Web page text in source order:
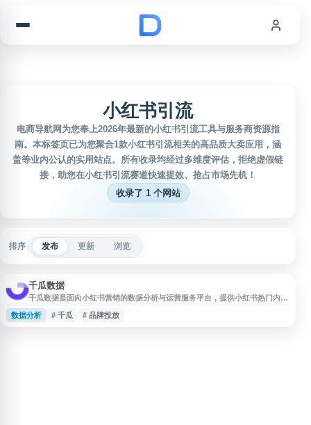
小红书引流
电商导航网为您奉上2026年最新的小红书引流工具与服务商资源指
南。本标签页已为您聚合1款小红书引流相关的高品质大卖应用，涵
盖等业内公认的实用站点。所有收录均经过多维度评估，拒绝虚假链
接，助您在小红书引流赛道快速提效、抢占市场先机！
收录了 1 个网站
排序 发布 更新 浏览
千瓜数据
千瓜数据是面向小红书营销的数据分析与运营服务平台，提供小红书热门内
容、达人博主、品牌投放、粉丝变化、榜单排行等多维度数据查询与监控功
能。平台支持数据可视化分析、账号与内容管理、营销案例参考及种草策略辅
数据分析 # 千瓜 # 品牌投放